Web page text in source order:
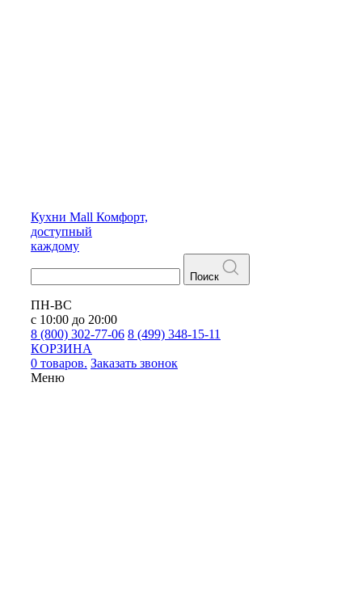
Кухни Mall Комфорт,
доступный
каждому
Поиск
ПН-ВС
с 10:00 до 20:00
8 (800) 302-77-06 8 (499) 348-15-11
КОРЗИНА
0 товаров. Заказать звонок
Меню